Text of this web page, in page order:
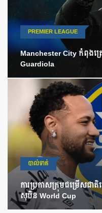
PREMIER LEAGUE
Manchester City កំពុង
Guardiola
បាល់ទាត់
ការប្រកាសក្រុមជម្រើសជា
សុបិន World Cup